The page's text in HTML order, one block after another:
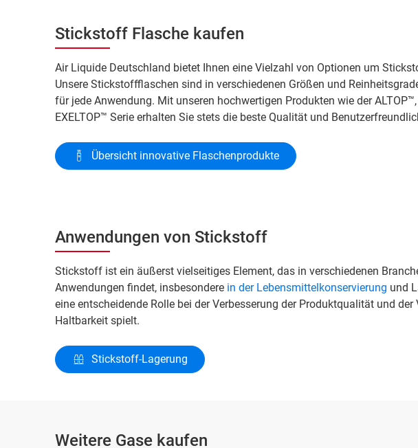
Stickstoff Flasche kaufen
Air Liquide Deutschland bietet Ihnen eine Vielzahl von Optionen um
Unsere Stickstoffflaschen sind in verschiedenen Größen und
für jede Anwendung. Mit unseren hochwertigen Produkten wie der
EXELTOP™ Serie erhalten Sie stets die beste Qualität und
Übersicht innovative Flaschenprodukte
Anwendungen von Stickstoff
Stickstoff ist ein äußerst vielseitiges Element, das in verschiedenen
Anwendungen findet, insbesondere in der Lebensmittelkonservierung und
eine entscheidende Rolle bei der Verbesserung der Produktqualität und der
Haltbarkeit spielt.
Stickstoff-Lagerung
Weitere Gase kaufen